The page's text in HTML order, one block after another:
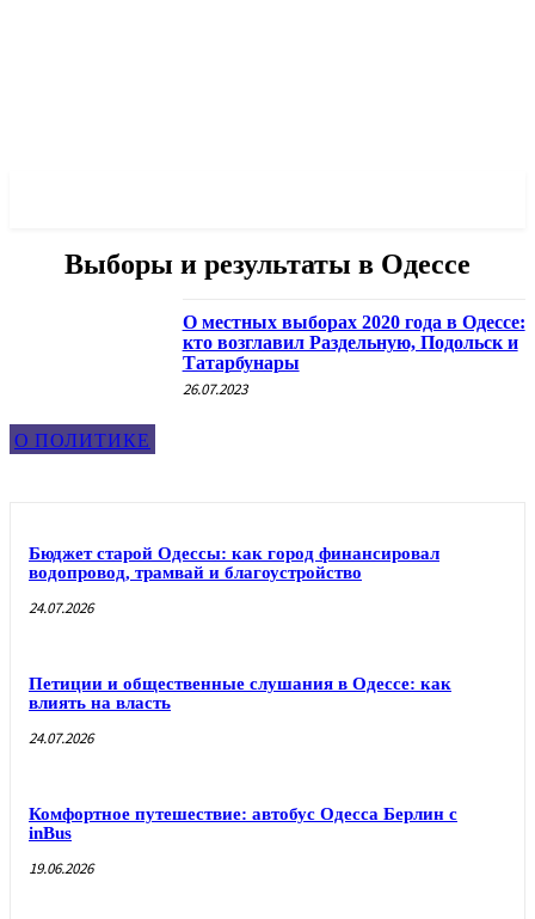
Выборы и результаты в Одессе
О ПОЛИТИКЕ
О местных выборах 2020 года в Одессе:
кто возглавил Раздельную, Подольск и
Татарбунары
26.07.2023
Бюджет старой Одессы: как город финансировал
водопровод, трамвай и благоустройство
24.07.2026
Петиции и общественные слушания в Одессе: как
влиять на власть
24.07.2026
Комфортное путешествие: автобус Одесса Берлин с
inBus
19.06.2026